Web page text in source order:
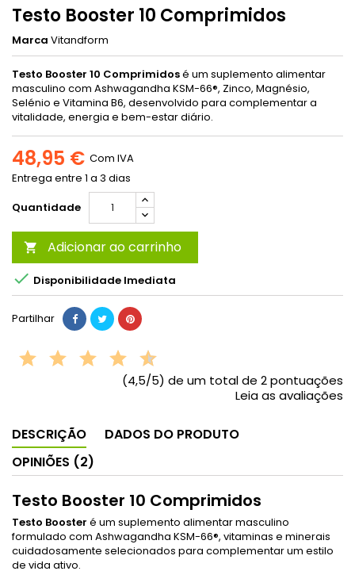
Testo Booster 10 Comprimidos
Marca Vitandform
Testo Booster 10 Comprimidosé um suplemento alimentar
masculino com Ashwagandha KSM-66®, Zinco, Magnésio,
Selénio e Vitamina B6, desenvolvido para complementar a
vitalidade, energia e bem-estar diário.
48,95 € Com IVA
Entrega entre 1 a 3 dias
Quantidade
 Adicionar ao carrinho
 Disponibilidade Imediata
Partilhar
(4,5/5) de um total de 2 pontuações
Leia as avaliações
DESCRIÇÃO
DADOS DO PRODUTO
OPINIÕES (2)
Testo Booster 10 Comprimidos
Testo Booster é um suplemento alimentar masculino
formulado com Ashwagandha KSM-66®, vitaminas e minerais
cuidadosamente selecionados para complementar um estilo
de vida ativo.